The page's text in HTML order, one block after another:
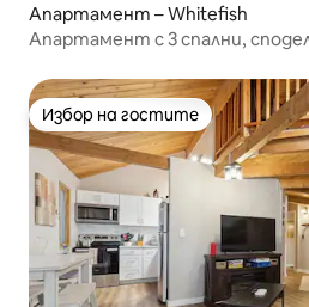
Апартамент – Whitefish
Апартамент с 3 спални,
Избор на гостите
Избор на гостите